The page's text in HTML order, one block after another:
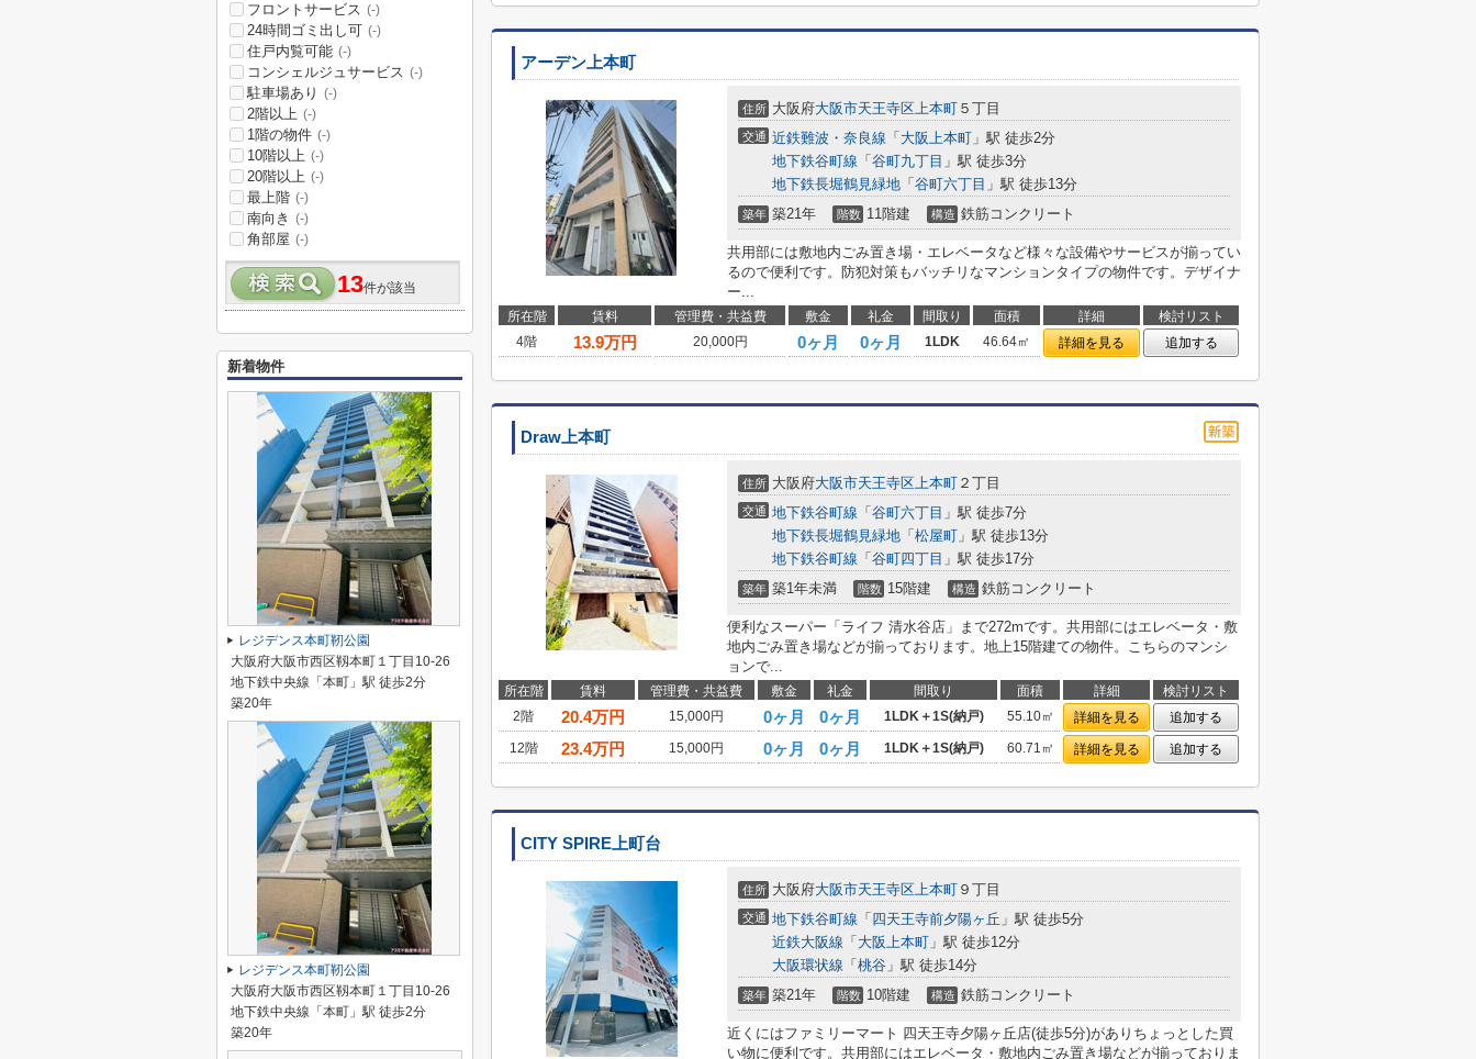
アーデン上本町
住所 大阪府大阪市天王寺区上本町 ５丁目
交通 近鉄難波・奈良線 「 大阪上本町 」駅 徒歩2分
地下鉄谷町線 「 谷町九丁目 」駅 徒歩3分
地下鉄長堀鶴見緑地 「 谷町六丁目 」駅 徒歩13分
築年 築21年 階数 11階建 構造 鉄筋コンクリート
共用部には敷地内ごみ置き場・エレベータなど様々な設備やサービスが揃ってい
るので便利です。防犯対策もバッチリなマンションタイプの物件です。デザイナ
ー...
所在階 賃料 管理費・共益費 敷金 礼金 間取り 面積 詳細
検討リスト
4階
13.9万円 20,000円 0ヶ月 0ヶ月 1LDK 46.64㎡ 詳細を見る 追加する
Draw上本町
住所 大阪府大阪市天王寺区上本町 ２丁目
交通 地下鉄谷町線 「 谷町六丁目 」駅 徒歩7分
地下鉄長堀鶴見緑地 「 松屋町 」駅 徒歩13分
地下鉄谷町線 「 谷町四丁目 」駅 徒歩17分
築年 築1年未満 階数 15階建 構造 鉄筋コンクリート
便利なスーパー「ライフ 清水谷店」まで272mです。共用部にはエレベータ・敷
地内ごみ置き場などが揃っております。地上15階建ての物件。こちらのマンシ
ョンで...
所在階 賃料 管理費・共益費 敷金 礼金 間取り 面積 詳細
検討リスト
2階
20.4万円 15,000円 0ヶ月 0ヶ月 1LDK＋1S(納戸) 55.10㎡ 詳細を見る
追加する
12階
23.4万円 15,000円 0ヶ月 0ヶ月 1LDK＋1S(納戸) 60.71㎡ 詳細を見る 追加する
CITY SPIRE上町台
住所 大阪府大阪市天王寺区上本町 ９丁目
交通 地下鉄谷町線 「 四天王寺前夕陽ヶ丘 」駅 徒歩5分
近鉄大阪線 「 大阪上本町 」駅 徒歩12分
大阪環状線 「 桃谷 」駅 徒歩14分
築年 築21年 階数 10階建 構造 鉄筋コンクリート
近くにはファミリーマート 四天王寺夕陽ヶ丘店(徒歩5分)がありちょっとした買
い物に便利です。共用部にはエレベータ・敷地内ごみ置き場などが揃っておりま
フロントサービス (-)
24時間ゴミ出し可 (-)
住戸内覧可能 (-)
コンシェルジュサービス (-)
駐車場あり (-)
2階以上 (-)
1階の物件 (-)
10階以上 (-)
20階以上 (-)
最上階 (-)
南向き (-)
角部屋 (-)
13件が該当
新着物件
レジデンス本町靭公園
大阪府大阪市西区靱本町１丁目10-26
地下鉄中央線「本町」駅 徒歩2分
築20年
レジデンス本町靭公園
大阪府大阪市西区靱本町１丁目10-26
地下鉄中央線「本町」駅 徒歩2分
築20年